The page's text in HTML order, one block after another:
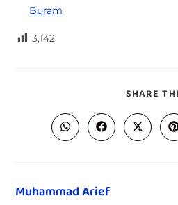
Buram
3,142
SHARE
Muhammad Arief